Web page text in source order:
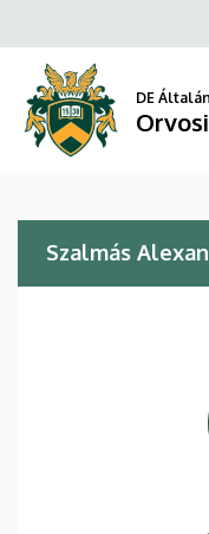
Alexandra
Fanni
Orvosi
Vegytani
a
tartalomra
DE
Szalmás